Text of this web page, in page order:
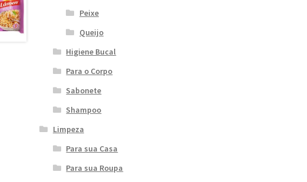
Peixe
Queijo
Higiene Bucal
Para o Corpo
Sabonete
Shampoo
Limpeza
Para sua Casa
Para sua Roupa